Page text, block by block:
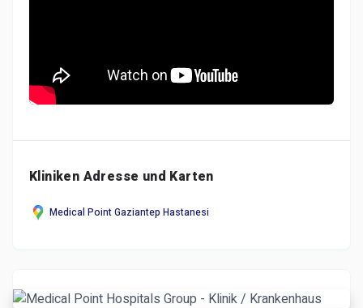
Kliniken Adresse und Karten
Medical Point Gaziantep Hastanesi